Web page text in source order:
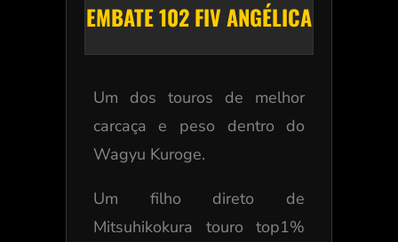
EMBATE 102 FIV ANGÉLICA
Um dos touros de melhor
carcaça e peso dentro do
Wagyu Kuroge.
Um filho direto de
Mitsuhikokura touro top1%